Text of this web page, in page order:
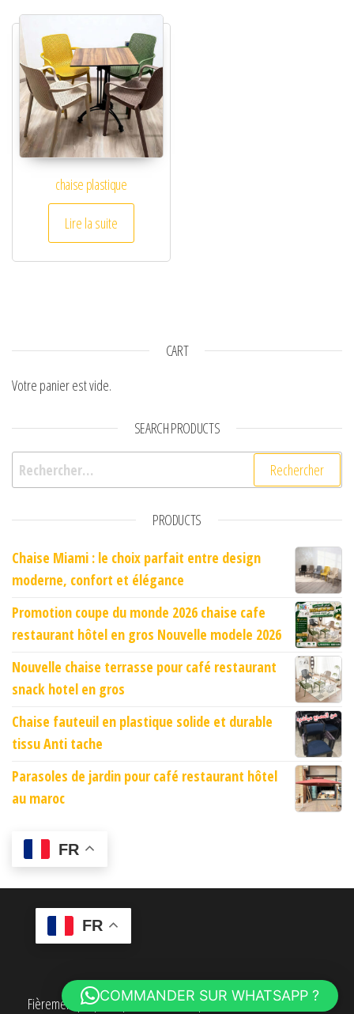
chaise plastique
Lire la suite
CART
Votre panier est vide.
SEARCH PRODUCTS
Rechercher :
PRODUCTS
Chaise Miami : le choix parfait entre design
moderne, confort et élégance
Promotion coupe du monde 2026 chaise cafe
restaurant hôtel en gros Nouvelle modele 2026
Nouvelle chaise terrasse pour café restaurant
snack hotel en gros
Chaise fauteuil en plastique solide et durable
tissu Anti tache
Parasoles de jardin pour café restaurant hôtel
au maroc
FR
FR
Fièrement propulsé parWordPress |Thème :Envo eCommerce
COMMANDER SUR WHATSAPP ?